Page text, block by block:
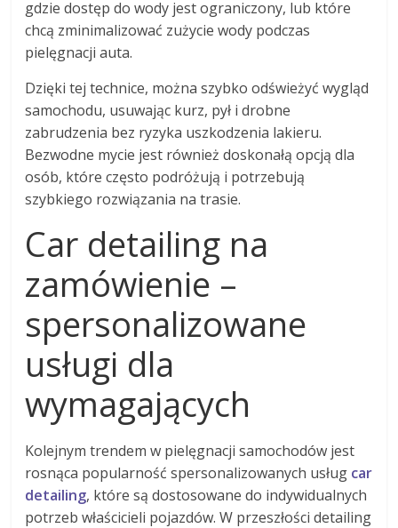
gdzie dostęp do wody jest ograniczony, lub które
chcą zminimalizować zużycie wody podczas
pielęgnacji auta.
Dzięki tej technice, można szybko odświeżyć wygląd
samochodu, usuwając kurz, pył i drobne
zabrudzenia bez ryzyka uszkodzenia lakieru.
Bezwodne mycie jest również doskonałą opcją dla
osób, które często podróżują i potrzebują
szybkiego rozwiązania na trasie.
Car detailing na
zamówienie –
spersonalizowane
usługi dla
wymagających
Kolejnym trendem w pielęgnacji samochodów jest
rosnąca popularność spersonalizowanych usług car
detailing, które są dostosowane do indywidualnych
potrzeb właścicieli pojazdów. W przeszłości detailing